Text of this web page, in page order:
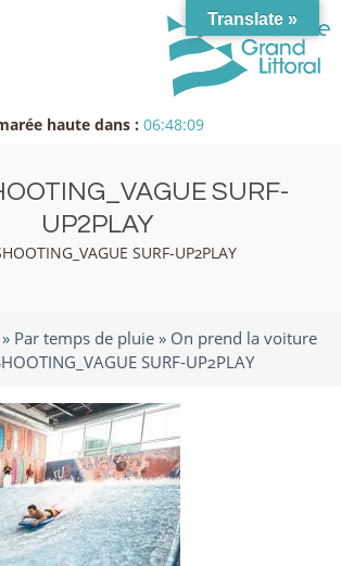
haute dans : 06:48:09
SURF-
UP2PLAY
SURF-UP2PLAY
Par temps de pluie» On prend la voiture
SURF-UP2PLAY
Translate »